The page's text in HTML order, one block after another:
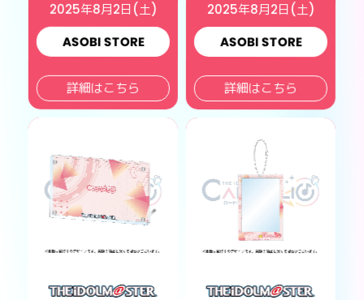
2025年8月2日(土)
ASOBI STORE
詳細はこちら
2025年8月2日(土)
ASOBI STORE
詳細はこちら